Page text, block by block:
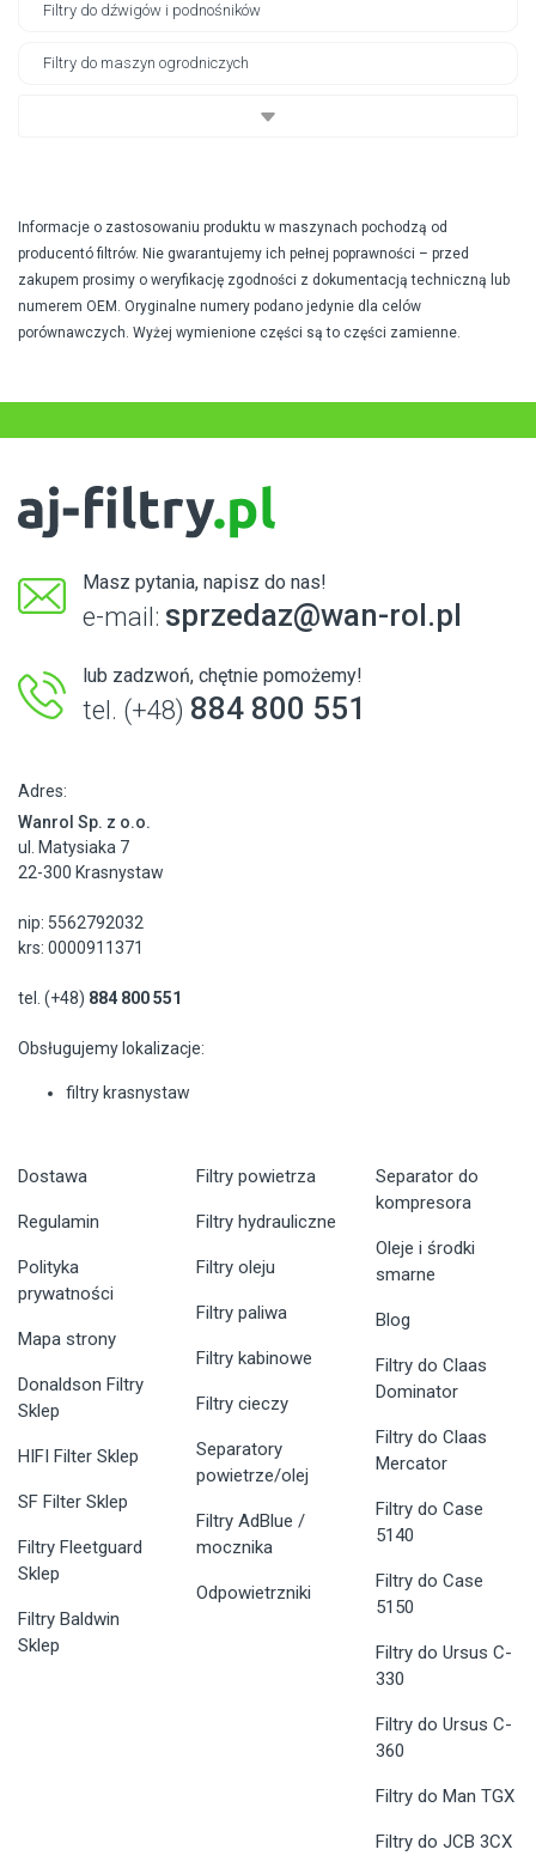
Filtry do dźwigów i podnośników
Filtry do maszyn ogrodniczych
Informacje o zastosowaniu produktu w maszynach pochodzą od
producentó filtrów. Nie gwarantujemy ich pełnej poprawności – przed
zakupem prosimy o weryfikację zgodności z dokumentacją techniczną lub
numerem OEM. Oryginalne numery podano jedynie dla celów
porównawczych. Wyżej wymienione części są to części zamienne.
Masz pytania, napisz do nas!
e-mail: sprzedaz@wan-rol.pl
lub zadzwoń, chętnie pomożemy!
tel. (+48) 884 800 551
Adres:
Wanrol Sp. z o.o.
ul. Matysiaka 7
22-300 Krasnystaw
nip: 5562792032
krs: 0000911371
tel. (+48) 884 800 551
Obsługujemy lokalizacje:
filtry krasnystaw
Dostawa
Regulamin
Polityka
prywatności
Mapa strony
Donaldson Filtry
Sklep
HIFI Filter Sklep
SF Filter Sklep
Filtry Fleetguard
Sklep
Filtry Baldwin
Sklep
Filtry powietrza
Filtry hydrauliczne
Filtry oleju
Filtry paliwa
Filtry kabinowe
Filtry cieczy
Separatory
powietrze/olej
Filtry AdBlue /
mocznika
Odpowietrzniki
Separator do
kompresora
Oleje i środki
smarne
Blog
Filtry do Claas
Dominator
Filtry do Claas
Mercator
Filtry do Case
5140
Filtry do Case
5150
Filtry do Ursus C-
330
Filtry do Ursus C-
360
Filtry do Man TGX
Filtry do JCB 3CX